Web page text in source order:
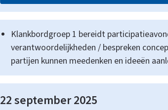
Voltooid
Klankbordgroep 1 bereidt
verantwoordelijkheden / bespreken
partijen kunnen meedenken en ideeën
22 september 2025